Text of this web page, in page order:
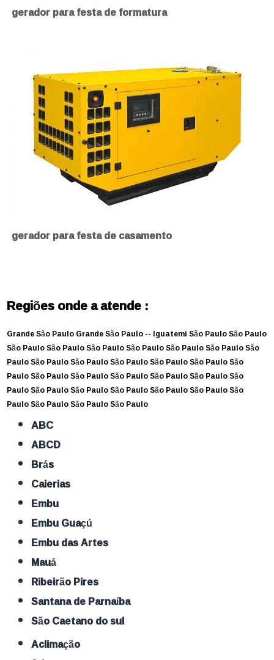
gerador para festa de formatura
gerador para festa de casamento
Regiões onde a atende :
Grande São PauloGrande São Paulo -- IguatemiSão PauloSão Paulo
São PauloSão PauloSão PauloSão PauloSão PauloSão PauloSão
PauloSão PauloSão PauloSão PauloSão PauloSão PauloSão
PauloSão PauloSão PauloSão PauloSão PauloSão PauloSão
PauloSão PauloSão PauloSão PauloSão PauloSão PauloSão
PauloSão PauloSão PauloSão Paulo
ABC
ABCD
Brás
Caierias
Embu
Embu Guaçú
Embu das Artes
Mauá
Ribeirão Pires
Santana de Parnaíba
São Caetano do sul
Aclimação